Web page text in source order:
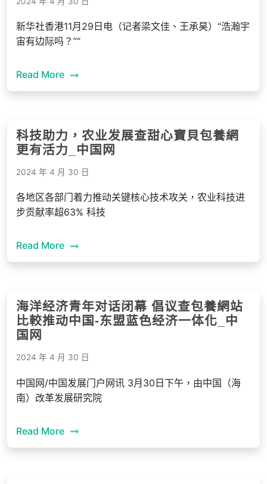
新华社香港11月29日电（记者梁文佳、王承昊）“浩瀚宇
宙有边际吗？”“
Read More
科技助力，农业发展查甜心寶貝包養網
更有活力_中国网
2024 年 4 月 30 日
各地区各部门着力推动关键核心技术攻关，农业科技进
步贡献率超63% 科技
Read More
海洋经济青年对话闭幕 倡议查包養網站
比較推动中国-东盟蓝色经济一体化_中
国网
2024 年 4 月 30 日
中国网/中国发展门户网讯 3月30日下午，由中国（海
南）改革发展研究院
Read More